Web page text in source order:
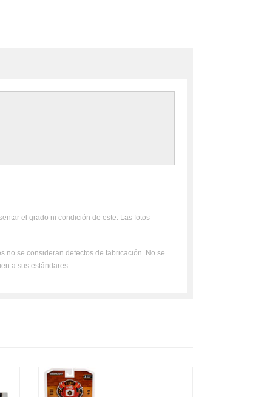
el grado ni condición de este. Las fotos
no se consideran defectos de fabricación. No se
a sus estándares.